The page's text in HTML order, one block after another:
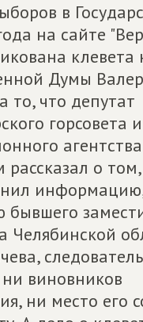
в
на сайте
клевета
Думы
то, что депутат
горсовета
рассказал о
бывшего
Челябинской
виновников
ни место его